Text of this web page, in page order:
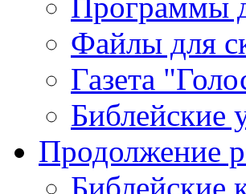
Файлы для
Газета
Библейские
Продолжение
Библейские